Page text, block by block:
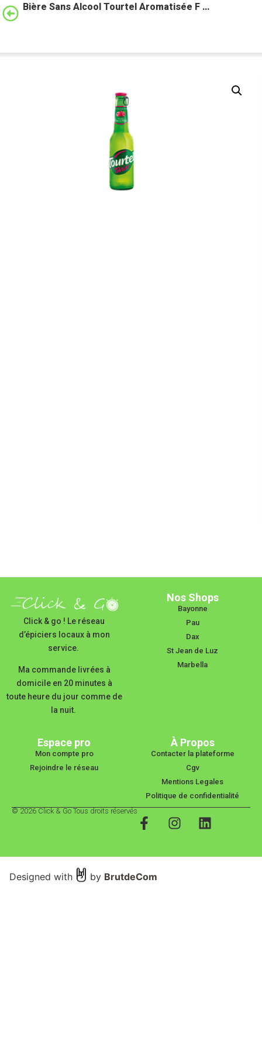
Bière Sans Alcool Tourtel Aromatisée F …
Click & go ! Le réseau
d’épiciers locaux à mon
service.
Ma commande livrées à
domicile en 20 minutes à
toute heure du jour comme de
la nuit.
Nos Shops
Bayonne
Pau
Dax
St Jean de Luz
Marbella
Espace pro
Mon compte pro
Rejoindre le réseau
À Propos
Contacter la plateforme
Cgv
Mentions Legales
Politique de confidentialité
© 2026 Click & Go Tous droits réservés
Designed with by BrutdeCom